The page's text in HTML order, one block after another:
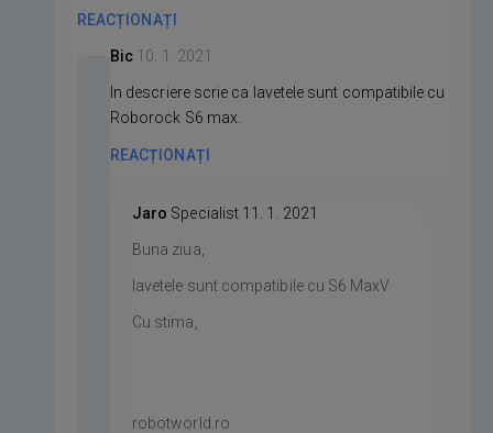
REACȚIONAȚI
Bic 10. 1. 2021
In descriere scrie ca lavetele sunt compatibile cu
Roborock S6 max.
REACȚIONAȚI
Jaro Specialist 11. 1. 2021
Buna ziua,
lavetele sunt compatibile cu S6 MaxV
Cu stima,
robotworld.ro